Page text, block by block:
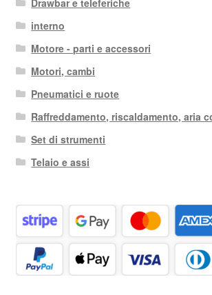
Drawbar e teleferiche
interno
Motore - parti e accessori
Motori, cambi
Pneumatici e ruote
Raffreddamento, riscaldamento, aria
Set di strumenti
Telaio e assi